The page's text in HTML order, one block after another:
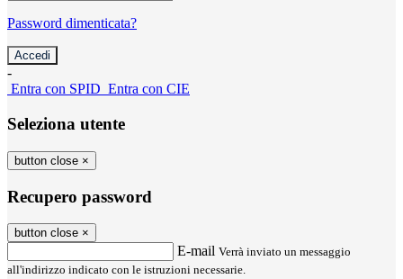
Password dimenticata?
-
Entra con SPID Entra con CIE
Seleziona utente
button close ×
Recupero password
button close ×
E-mail Verrà inviato un messaggio
all'indirizzo indicato con le istruzioni necessarie.